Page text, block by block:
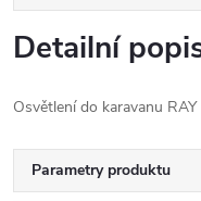
Detailní
Osvětlení do karavanu
Parametry produktu